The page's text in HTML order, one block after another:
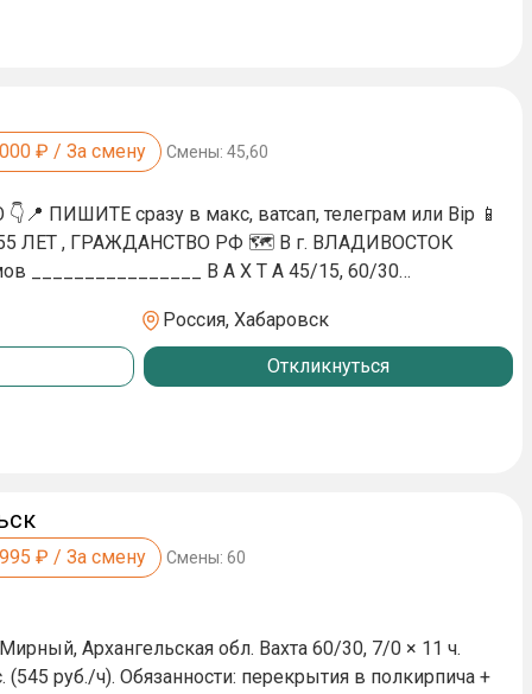
₽ / За смену Смены: 45,60
ПИШИТЕ сразу в макс, ватсап, телеграм или Bip 📱
55 ЛЕТ , ГРАЖДАНСТВО РФ 🗺 В г. ВЛАДИВОСТОК
60/30
180тр в месяц 👷‍♂️ЭЛЕКТРОМОНТАЖНИК(
👷‍♂️ГИПСОКАРТОНЩИК 140тр в месяц 👷‍♂️ПОДСОБНЫЙ
👷‍♂️МОНТАЖНИК ПО СБОРКЕ ЭЛЕМЕНТОВ КРОВЛИ
Россия, Хабаровск
Откликнуться
₽ / За смену Смены: 60
обл. Вахта 60/30, 7/0 × 11 ч.
(545 руб./ч). Обязанности: перекрытия в полкирпича +